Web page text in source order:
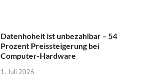
Datenhoheit ist unbezahlbar – 54
Prozent Preissteigerung bei
Computer-Hardware
1. Juli 2026